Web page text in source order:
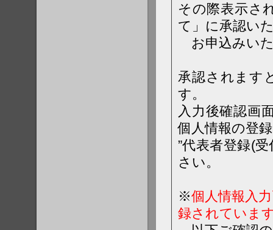
その際表示さ
て」に承認い
お申込みい
承認されます
す。
入力後確認画
個人情報の登
”代表者登録(
さい。
※個人情報入
録されていま